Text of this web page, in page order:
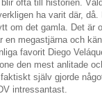
ofta till historien.
ha varit där,
om det gamla. Det är
megastjärna och
favorit Diego
den mest anlitade
själv gjorde
intressantast.